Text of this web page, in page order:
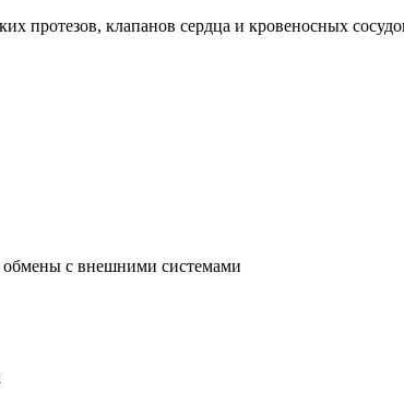
протезов, клапанов сердца и кровеносных
обмены с внешними системами